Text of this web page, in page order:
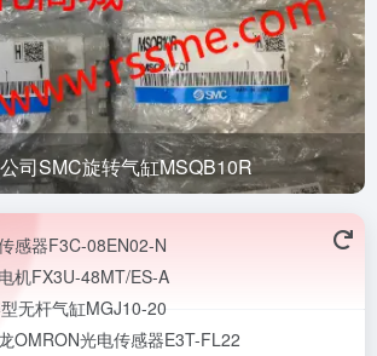
司SMC旋转气缸MSQB10R
感器F3C-08EN02-N
机FX3U-48MT/ES-A
无杆气缸MGJ10-20
OMRON光电传感器E3T-FL22